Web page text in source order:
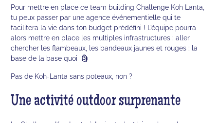
Pour mettre en place ce team building Challenge Koh Lanta,
tu peux passer par une agence événementielle qui te
facilitera la vie dans ton budget prédéfini ! L’équipe pourra
alors mettre en place les multiples infrastructures : aller
chercher les flambeaux, les bandeaux jaunes et rouges : la
base de la base quoi 🗿
Pas de Koh-Lanta sans poteaux, non ?
Une activité outdoor surprenante